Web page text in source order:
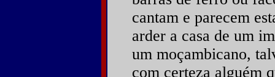
cantam e parecem
arder a casa de um
um moçambicano,
com certeza alguém